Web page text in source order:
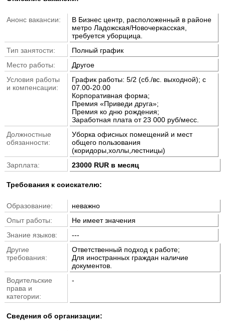
Анонс вакансии:
В Бизнес центр, расположенный в районе
метро Ладожская/Новочеркасская,
требуется уборщица.
Тип занятости:
Полный график
Место работы:
Другое
Условия работы
и компенсации:
График работы: 5/2 (сб./вс. выходной); с
07.00-20.00
Корпоративная форма;
Премия «Приведи друга»;
Премия ко дню рождения;
Заработная плата от 23 000 руб/месс.
Должностные
обязанности:
Уборка офисных помещений и мест
общего пользования
(коридоры,холлы,лестницы)
Зарплата:
23000 RUR в месяц
Требования к соискателю:
Образование:
неважно
Опыт работы:
Не имеет значения
Знание языков:
---
Другие
требования:
Ответственный подход к работе;
Для иностранных граждан наличие
документов.
Водительские
права и
категории:
-
Cведения об организации: